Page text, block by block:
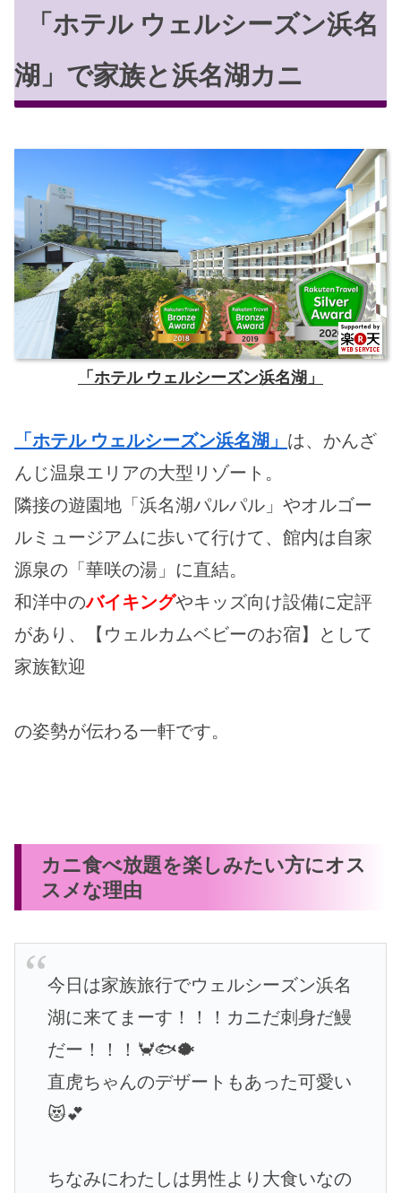
「ホテル ウェルシーズン浜名
湖」で家族と浜名湖カニ
「ホテル ウェルシーズン浜名湖」
「ホテル ウェルシーズン浜名湖」 は、かんざ
んじ温泉エリアの大型リゾート。
隣接の遊園地「浜名湖パルパル」やオルゴー
ルミュージアムに歩いて行けて、館内は自家
源泉の「華咲の湯」に直結。
和洋中のバイキングやキッズ向け設備に定評
があり、【ウェルカムベビーのお宿】として
家族歓迎
の姿勢が伝わる一軒です。
カニ食べ放題を楽しみたい方にオス
スメな理由
今日は家族旅行でウェルシーズン浜名
湖に来てまーす！！！カニだ刺身だ鰻
だー！！！🦀🐟🐡
直虎ちゃんのデザートもあった可愛い
😻💕
ちなみにわたしは男性より大食いなの